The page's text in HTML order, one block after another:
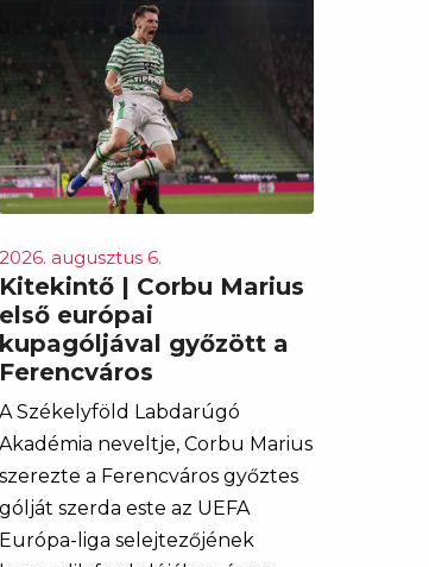
2026. augusztus 6.
Kitekintő | Corbu Marius
első európai
kupagóljával győzött a
Ferencváros
A Székelyföld Labdarúgó
Akadémia neveltje, Corbu Marius
szerezte a Ferencváros győztes
gólját szerda este az UEFA
Európa-liga selejtezőjének